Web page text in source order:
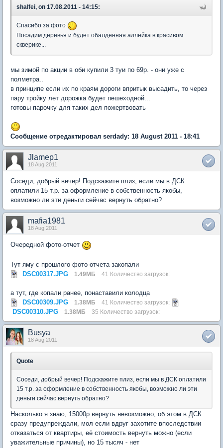
shalfei, on 17.08.2011 - 14:15:
Спасибо за фото
Посадим деревья и будет обалденная аллейка в красивом
скверике...
мы зимой по акции в оби купили 3 туи по 69р. - они уже с
полметра..
в принципе если их по краям дороги впритык высадить, то через
пару тройку лет дорожка будет пешеходной...
готовы парочку для таких дел пожертвовать
Сообщение отредактировал serdady: 18 August 2011 - 18:41
Jlamep1
18 Aug 2011
Соседи, добрый вечер! Подскажите плиз, если мы в ДСК
оплатили 15 т.р. за оформление в собственность якобы,
возможно ли эти деньги сейчас вернуть обратно?
mafia1981
18 Aug 2011
Очередной фото-отчет
Тут яму с прошлого фото-отчета закопали
DSC00317.JPG
1.49МБ 41 Количество загрузок:
а тут, где копали ранее, понаставили колодца
DSC00309.JPG
1.38МБ 41 Количество загрузок:
DSC00310.JPG 1.38МБ 35 Количество загрузок:
Busya
18 Aug 2011
Quote
Соседи, добрый вечер! Подскажите плиз, если мы в ДСК оплатили
15 т.р. за оформление в собственность якобы, возможно ли эти
деньги сейчас вернуть обратно?
Насколько я знаю, 15000р вернуть невозможно, об этом в ДСК
сразу предупреждали, мол если вдруг захотите впоследствии
отказаться от квартиры, её стоимость вернуть можно (если
уважительные причины), но 15 тысяч - нет